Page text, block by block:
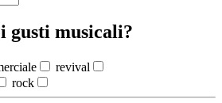
gusti musicali?
revival
rock